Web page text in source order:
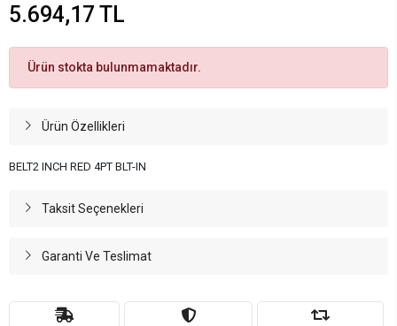
5.694,17 TL
Ürün stokta bulunmamaktadır.
Ürün Özellikleri
BELT2 INCH RED 4PT BLT-IN
Taksit Seçenekleri
Garanti Ve Teslimat